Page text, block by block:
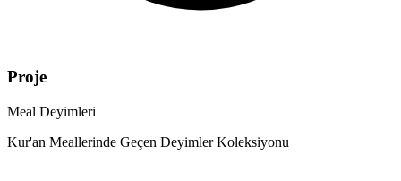
Proje
Meal Deyimleri
Kur'an Meallerinde Geçen Deyimler Koleksiyonu